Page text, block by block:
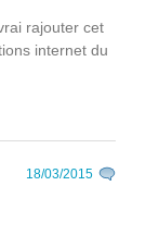
rajouter cet
internet du
18/03/2015